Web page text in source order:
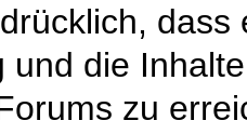
und die
zu